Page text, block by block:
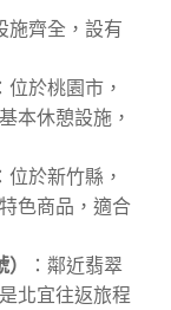
施齊全，設有
：位於桃園市，
本休憩設施，
：位於新竹縣，
色商品，適合
：鄰近翡翠
北宜往返旅程